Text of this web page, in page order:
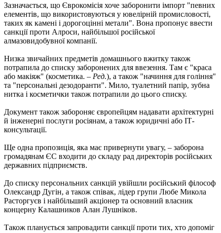
Зазначається, що Єврокомісія хоче заборонити імпорт "певних
елементів, що використовуються у ювелірній промисловості,
таких як камені і дорогоцінні метали". Вона пропонує ввести
санкції проти Алроси, найбільшої російської
алмазовидобувної компанії.
Низка звичайних предметів домашнього вжитку також
потрапила до списку заборонених для ввезення. Там є "краса
або макіяж" (косметика. – Ред.), а також "начиння для гоління"
та "персональні дезодоранти". Мило, туалетний папір, зубна
нитка і косметички також потрапили до цього списку.
Документ також забороняє європейцям надавати архітектурні
й інженерні послуги росіянам, а також юридичні або ІТ-
консультації.
Ще одна пропозиція, яка має привернути увагу, – заборона
громадянам ЄС входити до складу рад директорів російських
державних підприємств.
До списку персональних санкцій увійшли російський філософ
Олександр Дугін, а також співак, лідер групи Любе Микола
Расторгуєв і найбільший акціонер та основний власник
концерну Калашников Алан Лушніков.
Також планується запровадити санкції проти тих, хто допоміг